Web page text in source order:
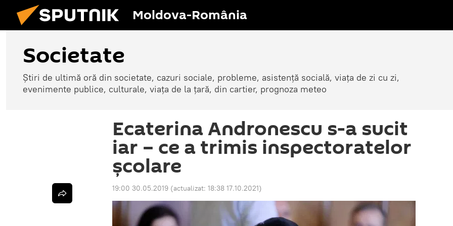
Moldova-România
Societate
Știri de ultimă oră din societate, cazuri sociale, probleme, asistență socială, viața de zi cu zi,
evenimente publice, culturale, viața de la țară, din cartier, prognoza meteo
Ecaterina Andronescu s-a sucit
iar – ce a trimis inspectoratelor
școlare
19:00 30.05.2019 (actualizat: 18:38 17.10.2021)